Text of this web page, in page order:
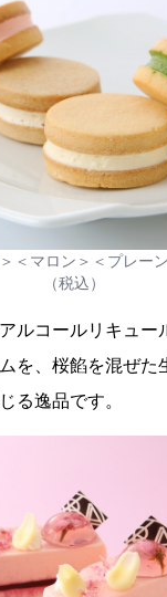
＜マロン＞＜プレー
（税込）
ルコールリキュー
を、桜餡を混ぜた
る逸品です。